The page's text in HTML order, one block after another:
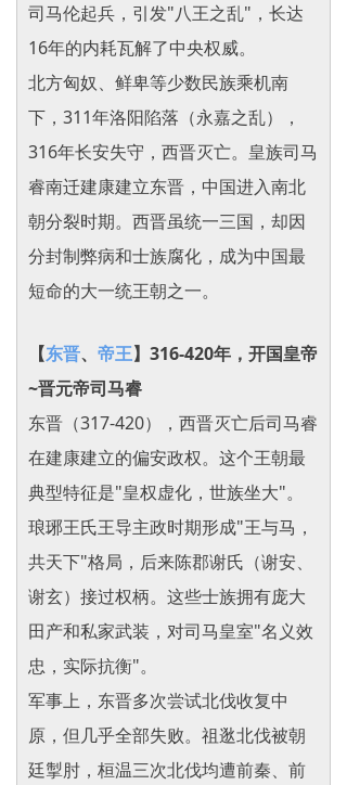
司马伦起兵，引发"八王之乱"，长达
16年的内耗瓦解了中央权威。
北方匈奴、鲜卑等少数民族乘机南
下，311年洛阳陷落（永嘉之乱），
316年长安失守，西晋灭亡。皇族司马
睿南迁建康建立东晋，中国进入南北
朝分裂时期。西晋虽统一三国，却因
分封制弊病和士族腐化，成为中国最
短命的大一统王朝之一。
【东晋、 帝王】316-420年，开国皇帝
~晋元帝司马睿
东晋（317-420），西晋灭亡后司马睿
在建康建立的偏安政权。这个王朝最
典型特征是"皇权虚化，世族坐大"。
琅琊王氏王导主政时期形成"王与马，
共天下"格局，后来陈郡谢氏（谢安、
谢玄）接过权柄。这些士族拥有庞大
田产和私家武装，对司马皇室"名义效
忠，实际抗衡"。
军事上，东晋多次尝试北伐收复中
原，但几乎全部失败。祖逖北伐被朝
廷掣肘，桓温三次北伐均遭前秦、前